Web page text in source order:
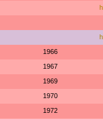
1966
1967
1969
1970
1972